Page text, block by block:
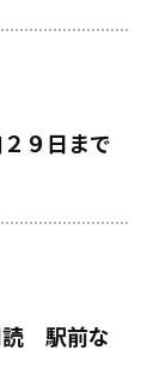
９日まで
読 駅前な